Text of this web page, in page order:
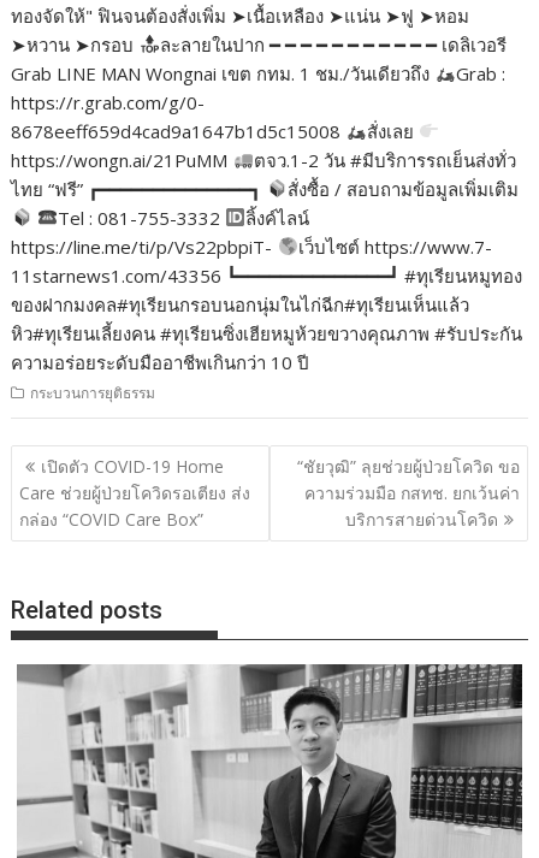
ทองจัดให้" ฟินจนต้องสั่งเพิ่ม ➤เนื้อเหลือง ➤แน่น ➤ฟู ➤หอม
➤หวาน ➤กรอบ
ละลายในปาก ━ ━ ━ ━ ━ ━ ━ ━ ━ ━ ━ เดลิเวอรี
Grab LINE MAN Wongnai เขต กทม. 1 ชม./วันเดียวถึง
Grab :
https://r.grab.com/g/0-
8678eeff659d4cad9a1647b1d5c15008
สั่งเลย
https://wongn.ai/21PuMM
ตจว.1-2 วัน #มีบริการรถเย็นส่งทั่ว
ไทย “ฟรี” ┏━━━━━━━━━━━━━━┓
สั่งซื้อ / สอบถามข้อมูลเพิ่มเติม
Tel : 081-755-3332
ลิ้งค์ไลน์
https://line.me/ti/p/Vs22pbpiT-
เว็บไซต์ https://www.7-
11starnews1.com/43356 ┗━━━━━━━━━━━━━━┛ #ทุเรียนหมูทอง
ของฝากมงคล#ทุเรียนกรอบนอกนุ่มในไก่ฉีก#ทุเรียนเห็นแล้ว
หิว#ทุเรียนเลี้ยงคน #ทุเรียนซิ่งเฮียหมูห้วยขวางคุณภาพ #รับประกัน
ความอร่อยระดับมืออาชีพเกินกว่า 10 ปี
กระบวนการยุติธรรม
แนะแนว
เรื่อง
เปิดตัว COVID-19 Home
Care ช่วยผู้ป่วยโควิดรอเตียง ส่ง
กล่อง “COVID Care Box”
“ชัยวุฒิ” ลุยช่วยผู้ป่วยโควิด ขอ
ความร่วมมือ กสทช. ยกเว้นค่า
บริการสายด่วนโควิด
Related posts